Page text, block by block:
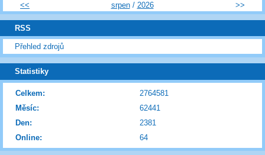
<<
srpen/ 2026 >>
RSS
Přehled zdrojů
Statistiky
Online: 64
Celkem:
2764581
Měsíc:
62441
Den:
2381